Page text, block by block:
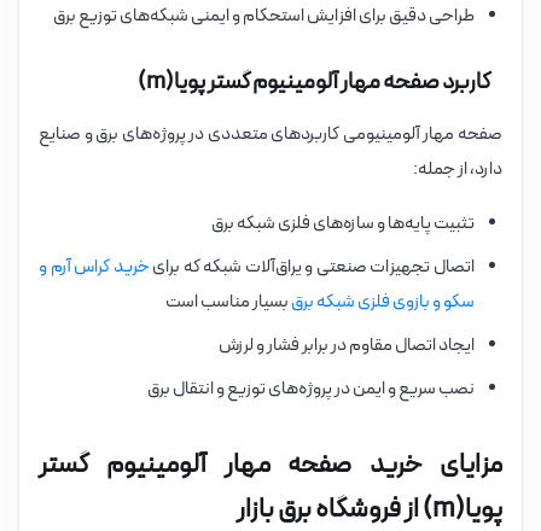
طراحی دقیق برای افزایش استحکام و ایمنی شبکه‌های توزیع برق
کاربرد صفحه مهار آلومینیوم گستر پویا(m)
صفحه مهار آلومینیومی کاربردهای متعددی در پروژه‌های برق و صنایع
دارد، از جمله:
تثبیت پایه‌ها و سازه‌های فلزی شبکه برق
اتصال تجهیزات صنعتی و یراق‌آلات شبکه که برایخرید کراس آرم و
سکو و بازوی فلزی شبکه برقبسیار مناسب است
ایجاد اتصال مقاوم در برابر فشار و لرزش
نصب سریع و ایمن در پروژه‌های توزیع و انتقال برق
مزایای خرید صفحه مهار آلومینیوم گستر
پویا(m) از فروشگاه برق بازار